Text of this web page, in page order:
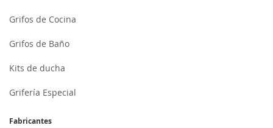
Grifos de Cocina
Grifos de Baño
Kits de ducha
Grifería Especial
Fabricantes